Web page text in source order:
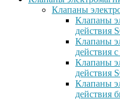
Клапаны
Клапаны
действия
Клапаны
действия
Клапаны
действия
Клапаны
действия